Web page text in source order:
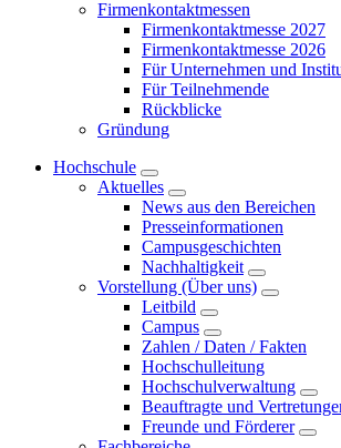
Firmenkontaktmessen
Firmenkontaktmesse 2027
Firmenkontaktmesse 2026
Für Unternehmen und
Für Teilnehmende
Rückblicke
Gründung
Hochschule
Aktuelles
News aus den Bereichen
Presseinformationen
Campusgeschichten
Nachhaltigkeit
Vorstellung (Über uns)
Leitbild
Campus
Zahlen / Daten / Fakten
Hochschulleitung
Hochschulverwaltung
Beauftragte und
Freunde und Förderer